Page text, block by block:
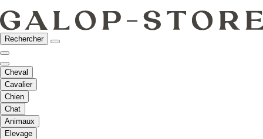
Rechercher
Cheval
Cavalier
Chien
Chat
Animaux
Elevage